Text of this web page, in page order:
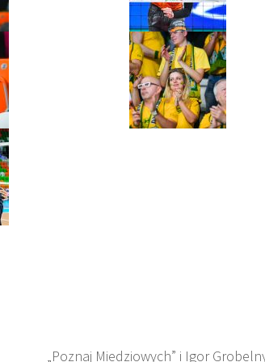
„Poznaj Miedziowych” i Igor